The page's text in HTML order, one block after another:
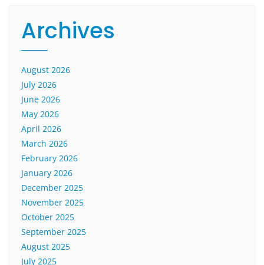
Archives
August 2026
July 2026
June 2026
May 2026
April 2026
March 2026
February 2026
January 2026
December 2025
November 2025
October 2025
September 2025
August 2025
July 2025